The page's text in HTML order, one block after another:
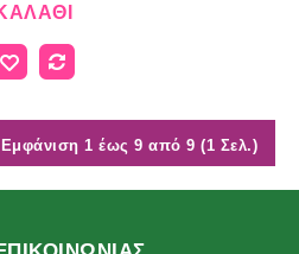
Εμφάνιση 1 έως 9 από 9 (1 Σελ.)